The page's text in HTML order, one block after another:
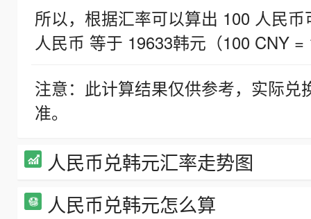
所以，根据汇率可以算出 100 人民
人民币 等于 19633韩元（100 CNY =
注意：此计算结果仅供参考，实际
准。
人民币兑韩元汇率走势图
人民币兑韩元怎么算